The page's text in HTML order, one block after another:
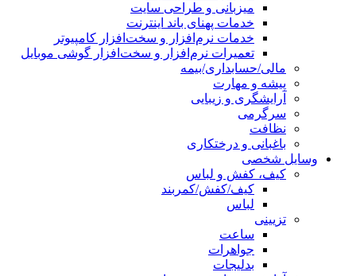
میزبانی و طراحی سایت
خدمات پهنای باند اینترنت
خدمات نرم‌افزار و سخت‌افزار کامپیوتر
تعمیرات نرم‌افزار و سخت‌افزار گوشی موبایل
مالی/حسابداری/بیمه
پیشه و مهارت
آرایشگری و زیبایی
سرگرمی
نظافت
باغبانی و درختکاری
وسایل شخصی
کیف، کفش و لباس
کیف/کفش/کمربند
لباس
تزیینی
ساعت
جواهرات
بدلیجات